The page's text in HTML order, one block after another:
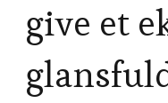
give et